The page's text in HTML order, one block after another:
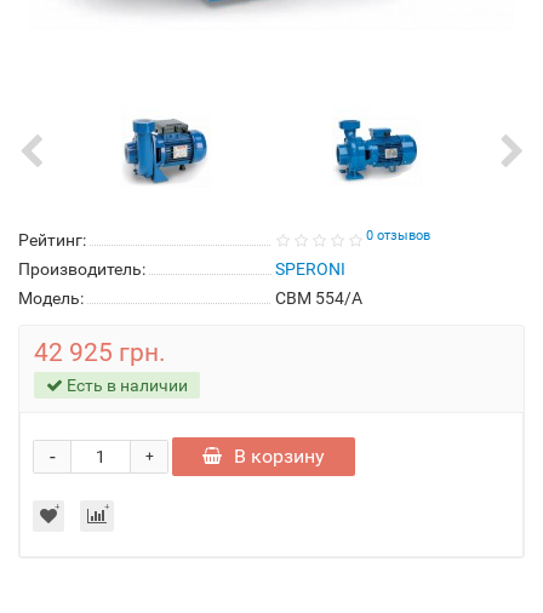
Рейтинг: 0 отзывов
Производитель:
SPERONI
Модель:
CBM 554/A
42 925 грн.
Есть в наличии
+
- В корзину